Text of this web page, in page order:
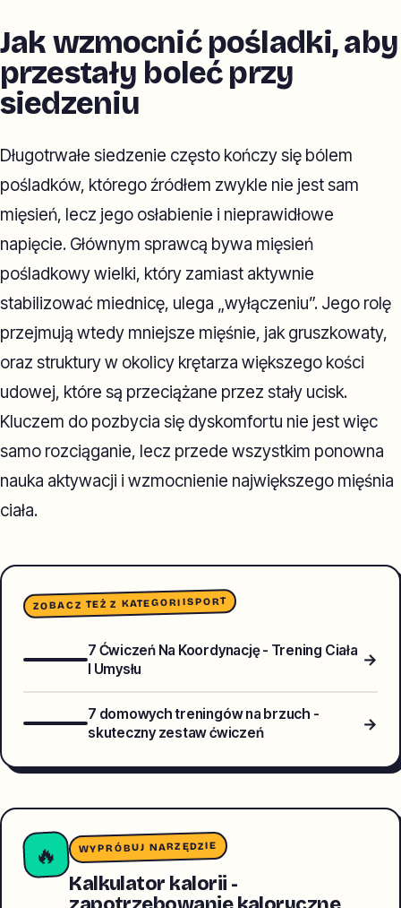
Jak wzmocnić pośladki, aby
przestały boleć przy
siedzeniu
Długotrwałe siedzenie często kończy się bólem
pośladków, którego źródłem zwykle nie jest sam
mięsień, lecz jego osłabienie i nieprawidłowe
napięcie. Głównym sprawcą bywa mięsień
pośladkowy wielki, który zamiast aktywnie
stabilizować miednicę, ulega „wyłączeniu”. Jego rolę
przejmują wtedy mniejsze mięśnie, jak gruszkowaty,
oraz struktury w okolicy krętarza większego kości
udowej, które są przeciążane przez stały ucisk.
Kluczem do pozbycia się dyskomfortu nie jest więc
samo rozciąganie, lecz przede wszystkim ponowna
nauka aktywacji i wzmocnienie największego mięśnia
ciała.
ZOBACZ TEŻ Z KATEGORIISPORT
7 Ćwiczeń Na Koordynację - Trening Ciała
I Umysłu
→
7 domowych treningów na brzuch -
skuteczny zestaw ćwiczeń
→
🔥 WYPRÓBUJ NARZĘDZIE
Kalkulator kalorii -